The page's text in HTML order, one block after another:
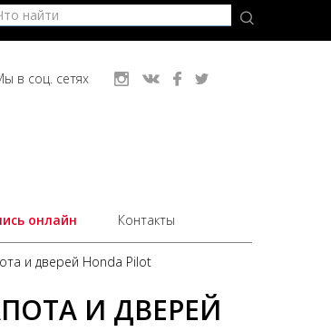
в соц. сетях
онлайн Контакты
и дверей Honda Pilot
И ДВЕРЕЙ